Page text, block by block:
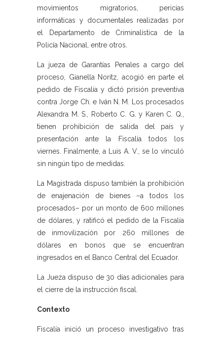
movimientos migratorios, pericias
informáticas y documentales realizadas por
el Departamento de Criminalística de la
Policía Nacional, entre otros.
La jueza de Garantías Penales a cargo del
proceso, Gianella Noritz, acogió en parte el
pedido de Fiscalía y dictó prisión preventiva
contra Jorge Ch. e Iván N. M. Los procesados
Alexandra M. S., Roberto C. G. y Karen C. Q.,
tienen prohibición de salida del país y
presentación ante la Fiscalía todos los
viernes. Finalmente, a Luis A. V., se lo vinculó
sin ningún tipo de medidas.
La Magistrada dispuso también la prohibición
de enajenación de bienes –a todos los
procesados– por un monto de 600 millones
de dólares, y ratificó el pedido de la Fiscalía
de inmovilización por 260 millones de
dólares en bonos que se encuentran
ingresados en el Banco Central del Ecuador.
La Jueza dispuso de 30 días adicionales para
el cierre de la instrucción fiscal.
Contexto
Fiscalía inició un proceso investigativo tras